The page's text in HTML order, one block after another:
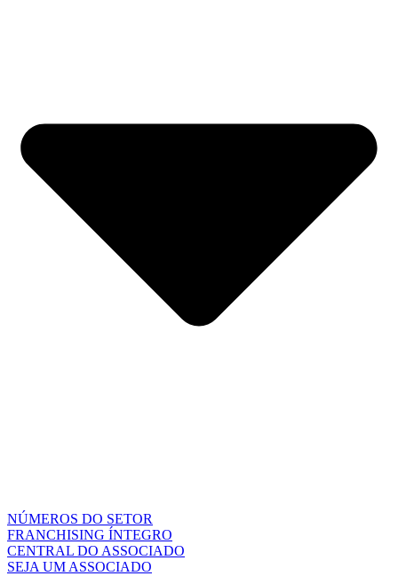
NÚMEROS DO SETOR
FRANCHISING ÍNTEGRO
CENTRAL DO ASSOCIADO
SEJA UM ASSOCIADO